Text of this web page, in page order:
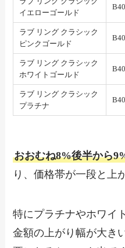
イエローゴールド
ラブ リング クラシック
ピンクゴールド
ラブ リング クラシック
ホワイトゴールド
ラブ リング クラシック
プラチナ
おおむね8%後半から
り、価格帯が一段と上
特にプラチナやホワイ
金額の上がり幅が大き